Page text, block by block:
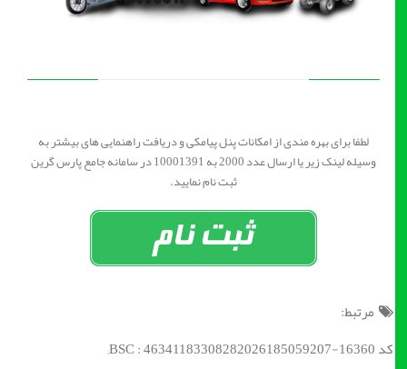
لطفا برای بهره مندی از امکانات پنل پیامکی و دریافت راهنمایی های بیشتر به
وسیله لینک زیر یا ارسال عدد 2000 به 10001391 در سامانه جامع پارس گرین
ثبت نام نمایید.
مرتبط:
کد BSC : 46341183308282026185059207-16360;